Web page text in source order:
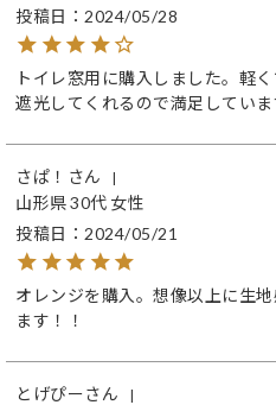
投稿日
2024/05/28
トイレ窓用に購入しました。軽
遮光してくれるので満足していま
さぱ！
山形県30代 女性
投稿日
2024/05/21
オレンジを購入。想像以上に生
ます！！
とげぴー